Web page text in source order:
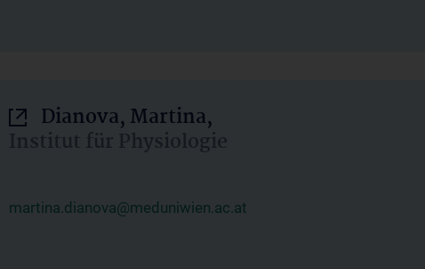
Dianova, Martina,
Institut für Physiologie
martina.dianova@meduniwien.ac.at